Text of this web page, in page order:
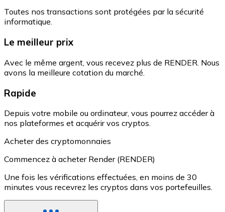
Toutes nos transactions sont protégées par la sécurité
informatique.
Le meilleur prix
Avec le même argent, vous recevez plus de RENDER. Nous
avons la meilleure cotation du marché.
Rapide
Depuis votre mobile ou ordinateur, vous pourrez accéder à
nos plateformes et acquérir vos cryptos.
Acheter des cryptomonnaies
Commencez à acheter Render (RENDER)
Une fois les vérifications effectuées, en moins de 30
minutes vous recevrez les cryptos dans vos portefeuilles.